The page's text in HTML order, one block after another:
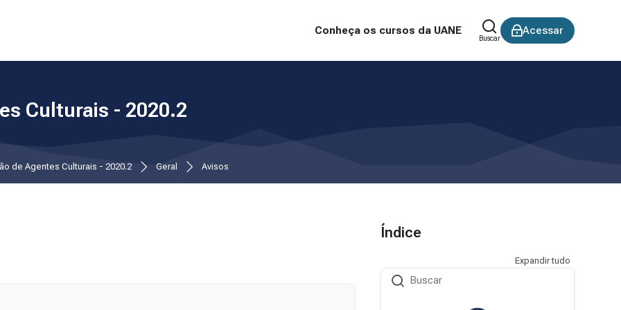
Conheça os cursos da UANE
Buscar
Acessar
Culturais - 2020.2
de Agentes Culturais - 2020.2 Geral Avisos
Índice
Expandir tudo
Buscar